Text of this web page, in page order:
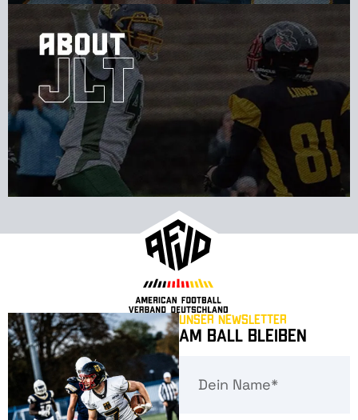
Unser Newsletter
Am Ball bleiben